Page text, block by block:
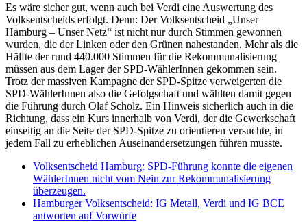
Es wäre sicher gut, wenn auch bei Verdi eine Auswertung des
Volksentscheids erfolgt. Denn: Der Volksentscheid „Unser
Hamburg – Unser Netz“ ist nicht nur durch Stimmen gewonnen
wurden, die der Linken oder den Grünen nahestanden. Mehr als die
Hälfte der rund 440.000 Stimmen für die Rekommunalisierung
müssen aus dem Lager der SPD-WählerInnen gekommen sein.
Trotz der massiven Kampagne der SPD-Spitze verweigerten die
SPD-WählerInnen also die Gefolgschaft und wählten damit gegen
die Führung durch Olaf Scholz. Ein Hinweis sicherlich auch in die
Richtung, dass ein Kurs innerhalb von Verdi, der die Gewerkschaft
einseitig an die Seite der SPD-Spitze zu orientieren versuchte, in
jedem Fall zu erheblichen Auseinandersetzungen führen musste.
Volksentscheid Hamburg: SPD-Führung konnte die eigenen
WählerInnen nicht vom Nein zur Rekommunalisierung
überzeugen.
Hamburger Volksentscheid: IG Metall, Verdi und IG BCE
antworten auf Vorwürfe